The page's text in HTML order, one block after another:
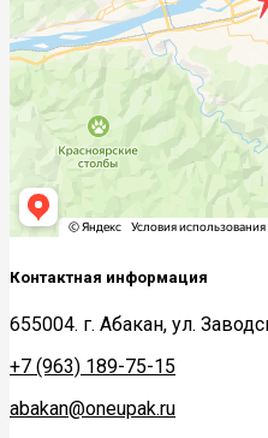
Контактная информация
655004. г. Абакан, ул.
+7 (963) 189-75-15
abakan@oneupak.ru